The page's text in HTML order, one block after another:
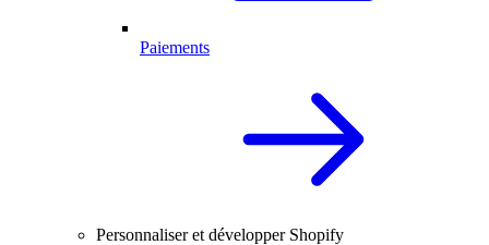
Paiements
Personnaliser et développer Shopify